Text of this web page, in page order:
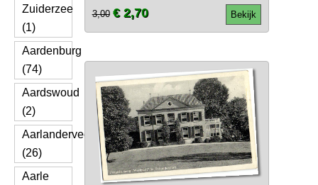
Zuiderzee
(1)
Aardenburg
(74)
Aardswoud
(2)
Aarlanderveen
(26)
Aarle
Bekijk
3,00 € 2,70